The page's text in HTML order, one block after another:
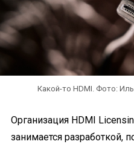
Какой-то HDMI. Фото:
Организация HDMI
занимается разработкой,